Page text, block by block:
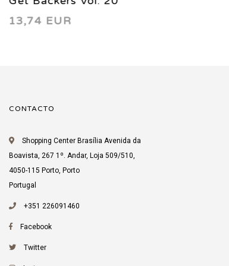
Fortress Vol. 02 2008
13,74 EUR
CONTACTO
Shopping Center Brasília Avenida da
Boavista, 267 1º. Andar, Loja 509/510,
4050-115 Porto, Porto
Portugal
+351 226091460
Facebook
Twitter